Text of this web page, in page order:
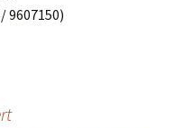
9607150)